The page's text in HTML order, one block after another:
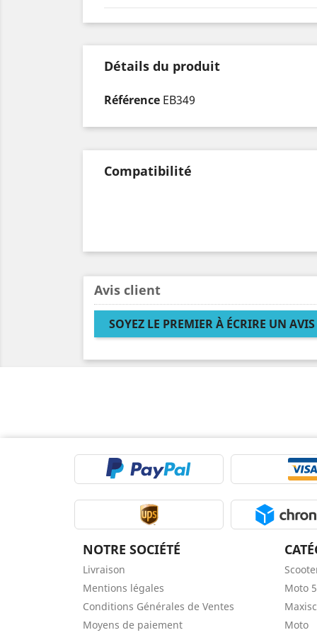
Détails du produit
Référence EB349
Compatibilité
Avis client
SOYEZ LE PREMIER À ÉCRIRE UN
NOTRE SOCIÉTÉ
Livraison
Mentions légales
Conditions Générales de Ventes
Moyens de paiement
Moto
Moto